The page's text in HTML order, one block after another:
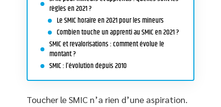
règles en 2021 ?
Le SMIC horaire en 2021 pour les mineurs
Combien touche un apprenti au SMIC en 2021 ?
SMIC et revalorisations : comment évolue le
montant ?
SMIC : l’évolution depuis 2010
Toucher le SMIC n’a rien d’une aspiration.